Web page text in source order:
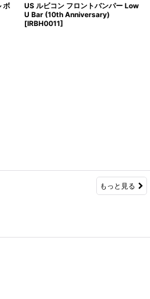
ボ
US ルビコン フロントバンパー Low
U Bar (10th Anniversary)
[IRBH0011]
もっと見る